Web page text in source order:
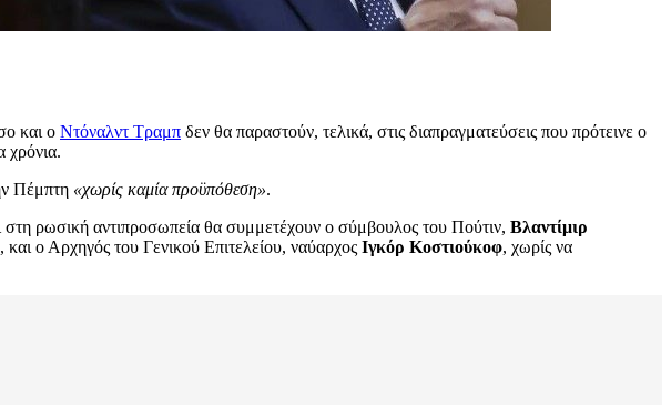
και ο Ντόναλντ Τραμπ δεν θα παραστούν, τελικά, στις διαπραγματεύσεις που πρότεινε ο
χρόνια.
Πέμπτη «χωρίς καμία προϋπόθεση».
στη ρωσική αντιπροσωπεία θα συμμετέχουν ο σύμβουλος του Πούτιν, Βλαντίμιρ
, και ο Αρχηγός του Γενικού Επιτελείου, ναύαρχος Ιγκόρ Κοστιούκοφ, χωρίς να